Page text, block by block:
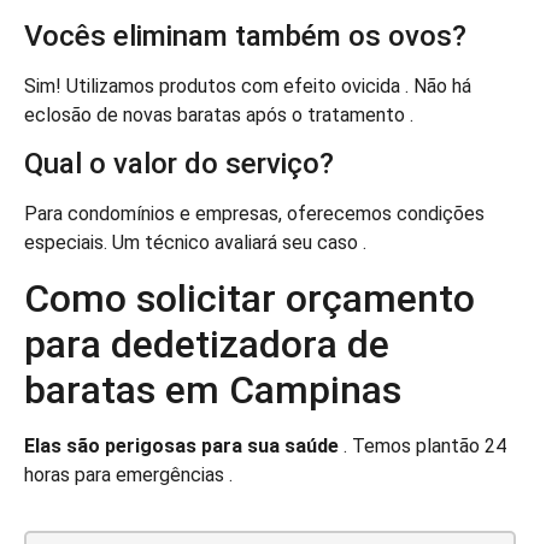
Vocês eliminam também os ovos?
Sim! Utilizamos produtos com efeito ovicida . Não há
eclosão de novas baratas após o tratamento .
Qual o valor do serviço?
Para condomínios e empresas, oferecemos condições
especiais. Um técnico avaliará seu caso .
Como solicitar orçamento
para dedetizadora de
baratas em Campinas
Elas são perigosas para sua saúde . Temos plantão 24
horas para emergências .